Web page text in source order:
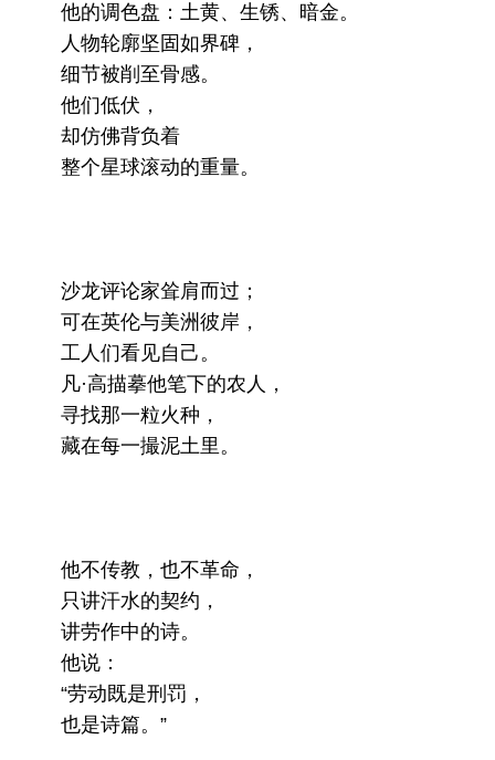
他的调色盘：土黄、生锈、暗金。
人物轮廓坚固如界碑，
细节被削至骨感。
他们低伏，
却仿佛背负着
整个星球滚动的重量。
沙龙评论家耸肩而过；
可在英伦与美洲彼岸，
工人们看见自己。
凡·高描摹他笔下的农人，
寻找那一粒火种，
藏在每一撮泥土里。
他不传教，也不革命，
只讲汗水的契约，
讲劳作中的诗。
他说：
“劳动既是刑罚，
也是诗篇。”